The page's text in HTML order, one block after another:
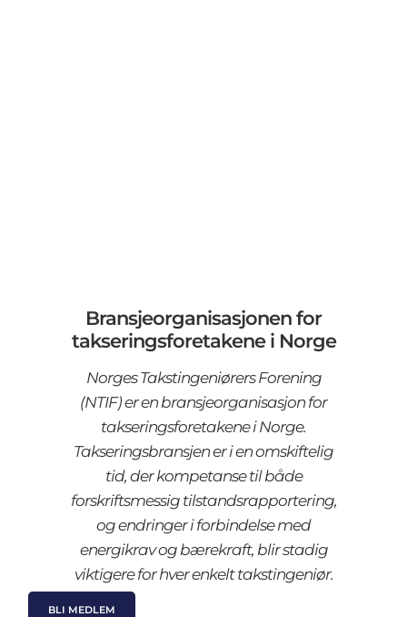
Bransjeorganisasjonen for
takseringsforetakene i Norge
Norges Takstingeniørers Forening
(NTIF) er en bransjeorganisasjon for
takseringsforetakene i Norge.
Takseringsbransjen er i en omskiftelig
tid, der kompetanse til både
forskriftsmessig tilstandsrapportering,
og endringer i forbindelse med
energikrav og bærekraft, blir stadig
viktigere for hver enkelt takstingeniør.
BLI MEDLEM